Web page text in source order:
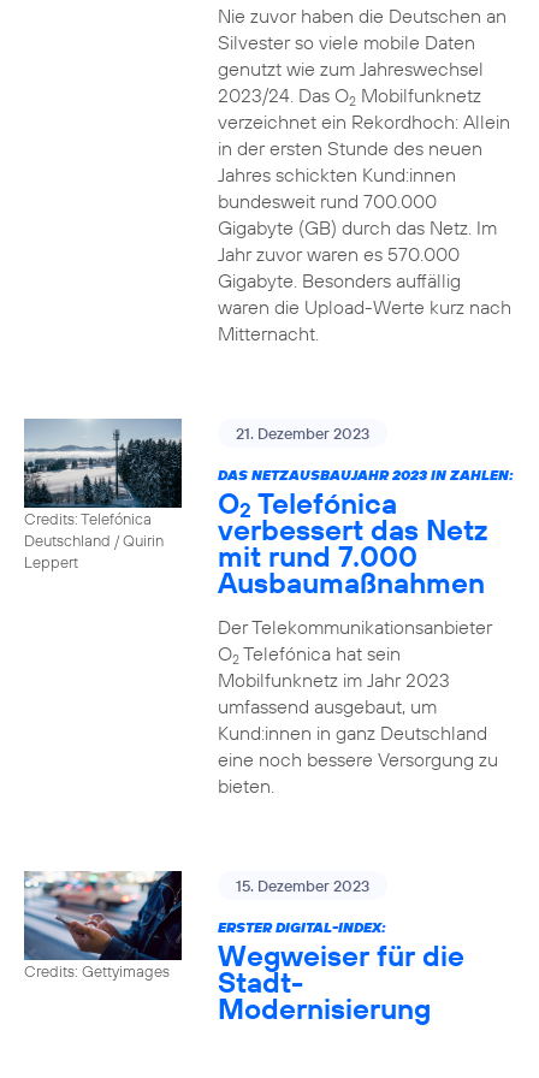
Nie zuvor haben die Deutschen an
Silvester so viele mobile Daten
genutzt wie zum Jahreswechsel
2023/24. Das O2Mobilfunknetz
verzeichnet ein Rekordhoch: Allein
in der ersten Stunde des neuen
Jahres schickten Kund:innen
bundesweit rund 700.000
Gigabyte (GB) durch das Netz. Im
Jahr zuvor waren es 570.000
Gigabyte. Besonders auffällig
waren die Upload-Werte kurz nach
Mitternacht.
Credits: Telefónica
Deutschland / Quirin
Leppert
21. Dezember 2023
DAS NETZAUSBAUJAHR 2023 IN ZAHLEN:
O2 Telefónica
verbessert das Netz
mit rund 7.000
Ausbaumaßnahmen
Der Telekommunikationsanbieter
O2Telefónica hat sein
Mobilfunknetz im Jahr 2023
umfassend ausgebaut, um
Kund:innen in ganz Deutschland
eine noch bessere Versorgung zu
bieten.
Credits: Gettyimages
15. Dezember 2023
ERSTER DIGITAL-INDEX:
Wegweiser für die
Stadt-
Modernisierung